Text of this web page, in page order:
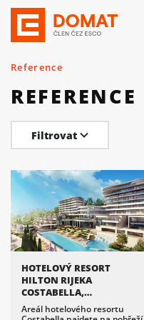
Reference
REFERENCE
Filtrovat
HOTELOVÝ RESORT
HILTON RIJEKA
COSTABELLA,
CHORVATSKO
Areál hotelového resortu